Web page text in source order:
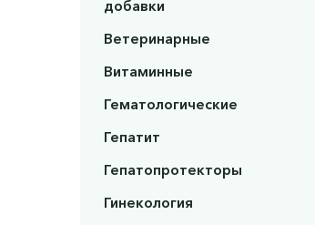
добавки
Ветеринарные
Витаминные
Гематологические
Гепатит
Гепатопротекторы
Гинекология